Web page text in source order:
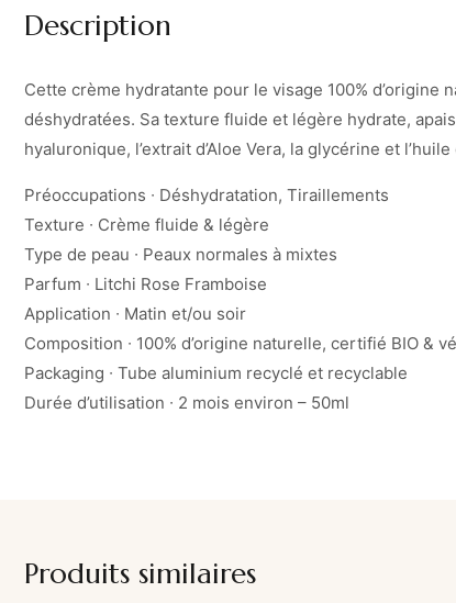
Description
Cette crème hydratante pour le visage 100%
déshydratées. Sa texture fluide et légère hydrate,
hyaluronique, l’extrait d’Aloe Vera, la glycérine et
Préoccupations ∙ Déshydratation, Tiraillements
Texture ∙ Crème fluide & légère
Type de peau ∙ Peaux normales à mixtes
Parfum ∙ Litchi Rose Framboise
Application ∙ Matin et/ou soir
Composition ∙ 100% d’origine naturelle, certifié BIO &
Packaging ∙ Tube aluminium recyclé et recyclable
Durée d’utilisation ∙ 2 mois environ – 50ml
Produits similaires